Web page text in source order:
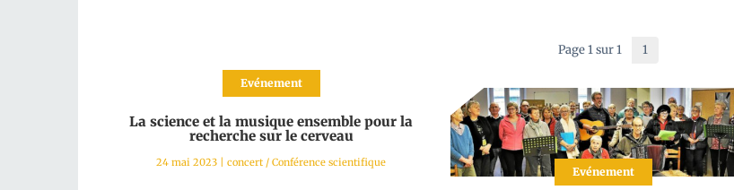
Page 1 sur 1 1
Evénement
La science et la musique ensemble pour la
recherche sur le cerveau
24 mai 2023 concert / Conférence scientifique
Evénement